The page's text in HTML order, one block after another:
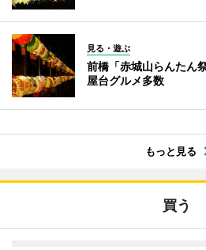
見る・遊ぶ
前橋「赤城山らんたん
屋台グルメ多数
もっと見る
買う